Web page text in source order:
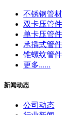
不锈钢管材
双卡压管件
单卡压管件
承插式管件
锥螺纹管件
更多......
新闻动态
公司动态